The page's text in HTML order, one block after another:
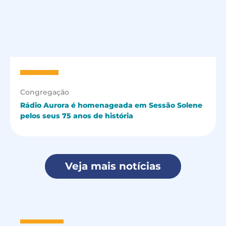
Congregação
Rádio Aurora é homenageada em Sessão Solene
pelos seus 75 anos de história
Veja mais notícias